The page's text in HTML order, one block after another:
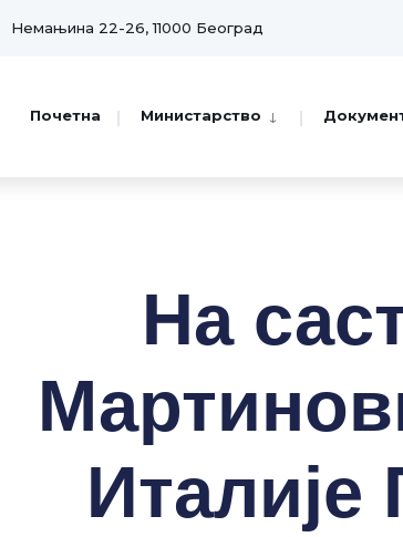
Немањина 22-26, 11000 Београд
Почетна Министарство
На
Италије